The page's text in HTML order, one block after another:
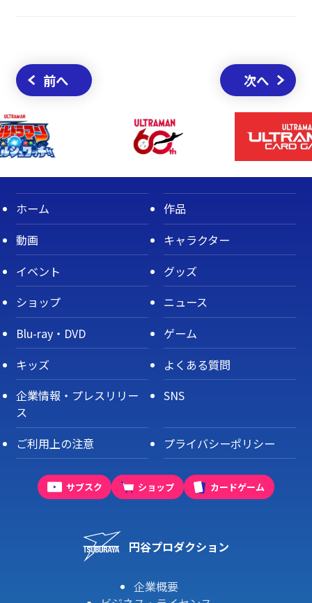
前へ 次へ
ホーム
作品
動画
キャラクター
イベント
グッズ
ショップ
ニュース
Blu-ray・DVD
ゲーム
キッズ
よくある質問
企業情報・プレスリリー
ス
SNS
ご利用上の注意 プライバシーポリシー
サブスク ショップ カードゲーム
円谷プロダクション
企業概要